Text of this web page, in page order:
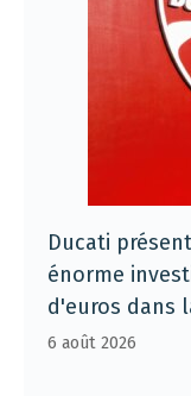
Ducati
énorme
d'euros dans
6 août 2026